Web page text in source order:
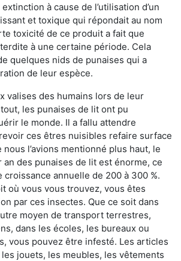
à cause de l’utilisation d’un
et toxique qui répondait au nom
toxicité de ce produit a fait que
à une certaine période. Cela
quelques nids de punaises qui a
de leur espèce.
valises des humains lors de leur
les punaises de lit ont pu
le monde. Il a fallu attendre
revoir ces êtres nuisibles refaire surface
nous l’avions mentionné plus haut, le
an des punaises de lit est énorme, ce
croissance annuelle de 200 à 300 %.
où vous vous trouvez, vous êtes
par ces insectes. Que ce soit dans
moyen de transport terrestres,
dans les écoles, les bureaux ou
vous pouvez être infesté. Les articles
les jouets, les meubles, les vêtements